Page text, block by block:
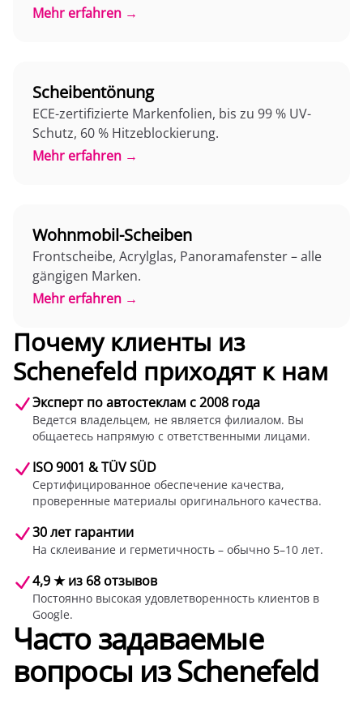
Mehr erfahren →
Scheibentönung
ECE-zertifizierte Markenfolien, bis zu 99 % UV-
Schutz, 60 % Hitzeblockierung.
Mehr erfahren →
Wohnmobil-Scheiben
Frontscheibe, Acrylglas, Panoramafenster – alle
gängigen Marken.
Mehr erfahren →
Почему клиенты из
Schenefeld приходят к нам
Эксперт по автостеклам с 2008 года
Ведется владельцем, не является филиалом. Вы
общаетесь напрямую с ответственными лицами.
ISO 9001 & TÜV SÜD
Сертифицированное обеспечение качества,
проверенные материалы оригинального качества.
30 лет гарантии
На склеивание и герметичность – обычно 5–10 лет.
4,9 ★ из 68 отзывов
Постоянно высокая удовлетворенность клиентов в
Google.
Часто задаваемые
вопросы из Schenefeld